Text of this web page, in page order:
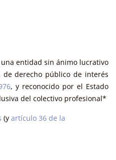
una entidad sin ánimo lucrativo
derecho público de interés
, y reconocido por el Estado
del colectivo profesional*
(y artículo 36 de la